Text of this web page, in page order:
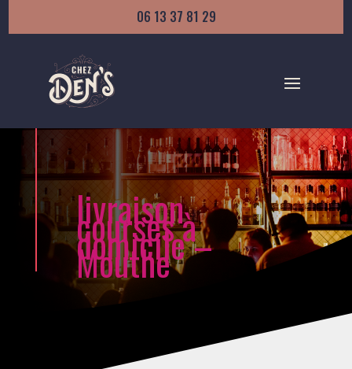
06 13 37 81 29
livraison
courses à
domicile –
Mouthe